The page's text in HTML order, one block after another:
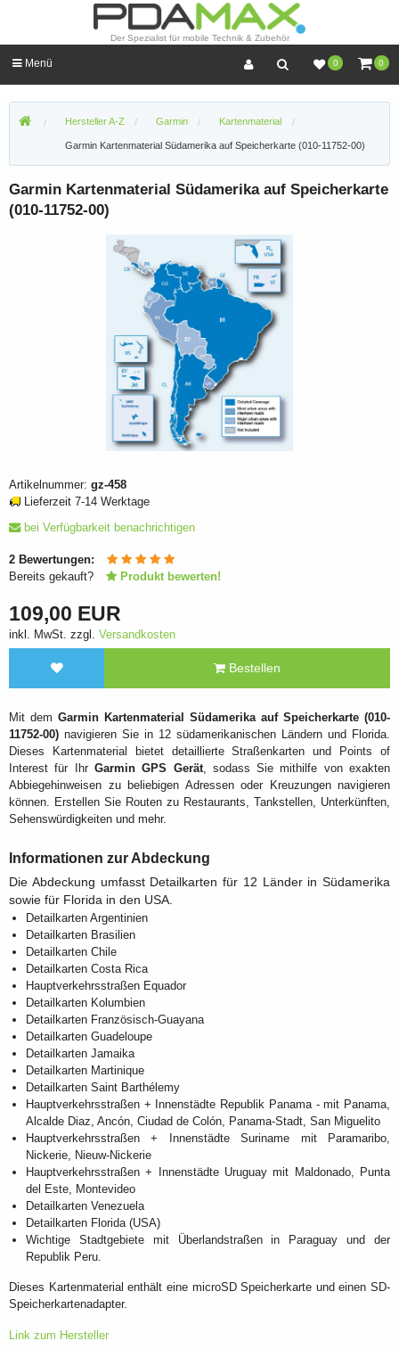
Der Spezialist für mobile Technik & Zubehör
0 0
Menü
Hersteller A-Z Garmin Kartenmaterial
Garmin Kartenmaterial Südamerika auf Speicherkarte (010-11752-00)
Garmin Kartenmaterial Südamerika auf Speicherkarte
(010-11752-00)
Artikelnummer: gz-458
Lieferzeit 7-14 Werktage
bei Verfügbarkeit benachrichtigen
2 Bewertungen:
Bereits gekauft?
Produkt bewerten!
109,00 EUR
inkl. MwSt. zzgl. Versandkosten
Bestellen
Mit dem Garmin Kartenmaterial Südamerika auf Speicherkarte (010-
11752-00) navigieren Sie in 12 südamerikanischen Ländern und Florida.
Dieses Kartenmaterial bietet detaillierte Straßenkarten und Points of
Interest für Ihr Garmin GPS Gerät, sodass Sie mithilfe von exakten
Abbiegehinweisen zu beliebigen Adressen oder Kreuzungen navigieren
können. Erstellen Sie Routen zu Restaurants, Tankstellen, Unterkünften,
Sehenswürdigkeiten und mehr.
Informationen zur Abdeckung
Die Abdeckung umfasst Detailkarten für 12 Länder in Südamerika
sowie für Florida in den USA.
Detailkarten Argentinien
Detailkarten Brasilien
Detailkarten Chile
Detailkarten Costa Rica
Hauptverkehrsstraßen Equador
Detailkarten Kolumbien
Detailkarten Französisch-Guayana
Detailkarten Guadeloupe
Detailkarten Jamaika
Detailkarten Martinique
Detailkarten Saint Barthélemy
Hauptverkehrsstraßen + Innenstädte Republik Panama - mit Panama,
Alcalde Diaz, Ancón, Ciudad de Colón, Panama-Stadt, San Miguelito
Hauptverkehrsstraßen + Innenstädte Suriname mit Paramaribo,
Nickerie, Nieuw-Nickerie
Hauptverkehrsstraßen + Innenstädte Uruguay mit Maldonado, Punta
del Este, Montevideo
Detailkarten Venezuela
Detailkarten Florida (USA)
Wichtige Stadtgebiete mit Überlandstraßen in Paraguay und der
Republik Peru.
Dieses Kartenmaterial enthält eine microSD Speicherkarte und einen SD-
Speicherkartenadapter.
Link zum Hersteller